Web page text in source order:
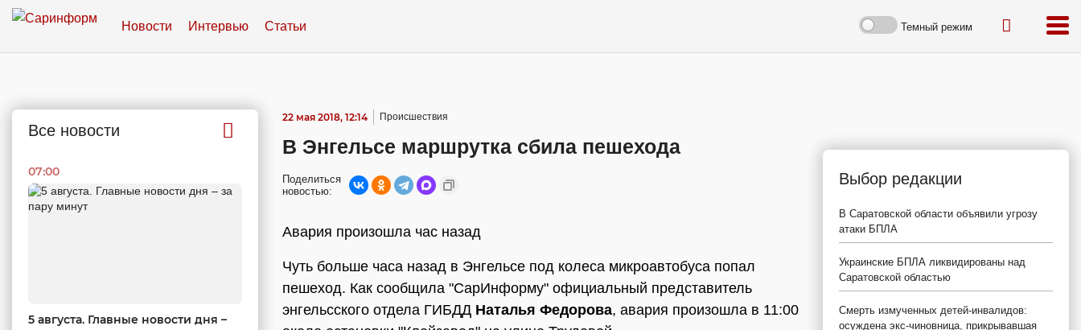
Новости Интервью Статьи Темный режим
Все новости
07:00
5 августа. Главные новости дня –
22 мая 2018, 12:14 Происшествия
В Энгельсе маршрутка сбила пешехода
Поделиться
новостью:
Авария произошла час назад
Чуть больше часа назад в Энгельсе под колеса микроавтобуса попал
пешеход. Как сообщила "СарИнформу" официальный представитель
энгельсского отдела ГИБДД Наталья Федорова, авария произошла в 11:00
Выбор редакции
В Саратовской области объявили угрозу
атаки БПЛА
Украинские БПЛА ликвидированы над
Саратовской областью
Смерть измученных детей-инвалидов:
осуждена экс-чиновница, прикрывавшая